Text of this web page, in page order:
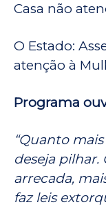
Casa não
O Estado:
atenção à
Programa
“Quanto
deseja
arrecada,
faz leis